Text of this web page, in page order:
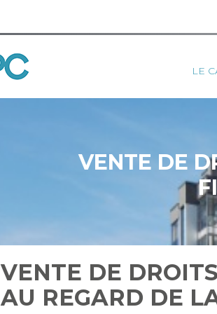
LE
VENTE DE
VENTE DE
AU REGARD DE